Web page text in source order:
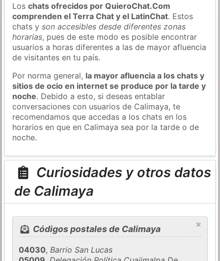
Loschats ofrecidos por QuieroChat.Com
comprenden el Terra Chat y el LatinChat. Estos
chats yson accesibles desde diferentes zonas
horarias, pues de este modo es posible encontrar
usuarios a horas diferentes a las de mayor afluencia
de visitantes en tu país.
Por norma general, la mayor afluencia a los chats y
sitios de ocio en internet se produce por la tarde y
noche. Debido a esto, si deseas entablar
conversaciones con usuarios de Calimaya, te
recomendamos que accedas a los chats en los
horarios en que en Calimaya sea por la tarde o de
noche.
Curiosidades y otros datos
de Calimaya
×
Códigos postales de Calimaya
04030,Barrio San Lucas